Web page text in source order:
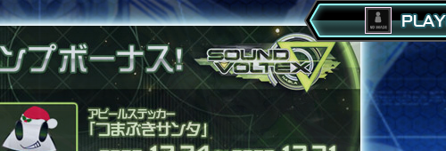
ード選択画面 マイルーム画面 トラッ
ックインプット BLASTER
レミアムタイム アリーナバトル / シングルバトル メガ
BLASTER PASS プレーヤーレーダー
EXIT TUNES 東方アレンジ
ルランキング ウィークリースコアアタック
楽曲データ スコアデータ/CSVダウンロード
ピールカード カスタマイズ ジェ
リージェネレーター プレミアムジェネレーター